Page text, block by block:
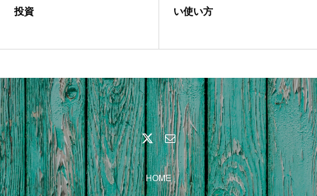
投資
い使い方
HOME